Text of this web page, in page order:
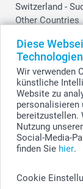
Diese
Technologien
Wir verwenden
künstliche
Website zu
personalisieren
bereitzustellen.
Nutzung
Social-Media-
finden Sie hier.
Cookie
Switzerland -
Other Countries
©
Alle Preise